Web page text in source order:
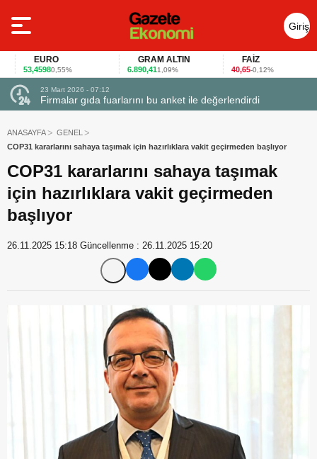
Giriş
Yap
EURO
53,45980,55%
GRAM ALTIN
6.890,411,09%
FAİZ
40,65-0,12%
23 Mart 2026 - 07:12
Firmalar gıda fuarlarını bu anket ile değerlendirdi
ANASAYFA
GENEL
COP31 kararlarını sahaya taşımak için hazırlıklara vakit geçirmeden başlıyor
COP31 kararlarını sahaya taşımak
için hazırlıklara vakit geçirmeden
başlıyor
26.11.2025 15:18 Güncellenme : 26.11.2025 15:20